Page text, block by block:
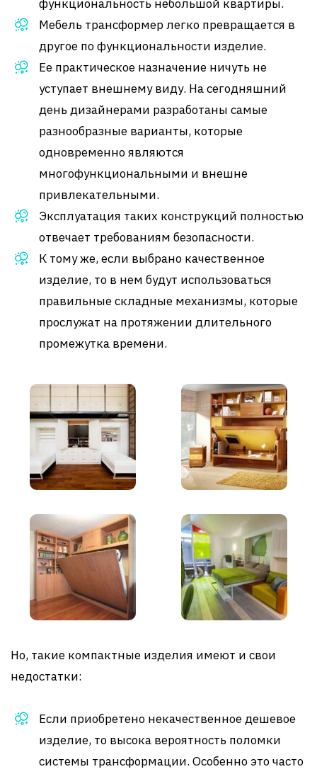
функциональность небольшой квартиры.
Мебель трансформер легко превращается в
другое по функциональности изделие.
Ее практическое назначение ничуть не
уступает внешнему виду. На сегодняшний
день дизайнерами разработаны самые
разнообразные варианты, которые
одновременно являются
многофункциональными и внешне
привлекательными.
Эксплуатация таких конструкций полностью
отвечает требованиям безопасности.
К тому же, если выбрано качественное
изделие, то в нем будут использоваться
правильные складные механизмы, которые
прослужат на протяжении длительного
промежутка времени.
Но, такие компактные изделия имеют и свои
недостатки:
Если приобретено некачественное дешевое
изделие, то высока вероятность поломки
системы трансформации. Особенно это часто